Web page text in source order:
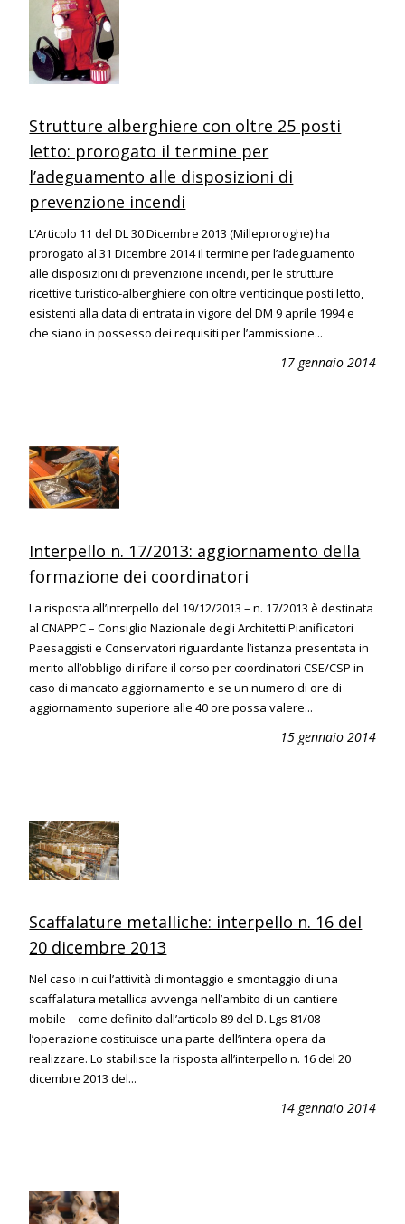
Strutture alberghiere con oltre 25 posti
letto: prorogato il termine per
l’adeguamento alle disposizioni di
prevenzione incendi
L’Articolo 11 del DL 30 Dicembre 2013 (Milleproroghe) ha
prorogato al 31 Dicembre 2014 il termine per l’adeguamento
alle disposizioni di prevenzione incendi, per le strutture
ricettive turistico-alberghiere con oltre venticinque posti letto,
esistenti alla data di entrata in vigore del DM 9 aprile 1994 e
che siano in possesso dei requisiti per l’ammissione...
17 gennaio 2014
Interpello n. 17/2013: aggiornamento della
formazione dei coordinatori
La risposta all’interpello del 19/12/2013 – n. 17/2013 è destinata
al CNAPPC – Consiglio Nazionale degli Architetti Pianificatori
Paesaggisti e Conservatori riguardante l’istanza presentata in
merito all’obbligo di rifare il corso per coordinatori CSE/CSP in
caso di mancato aggiornamento e se un numero di ore di
aggiornamento superiore alle 40 ore possa valere...
15 gennaio 2014
Scaffalature metalliche: interpello n. 16 del
20 dicembre 2013
Nel caso in cui l’attività di montaggio e smontaggio di una
scaffalatura metallica avvenga nell’ambito di un cantiere
mobile – come definito dall’articolo 89 del D. Lgs 81/08 –
l’operazione costituisce una parte dell’intera opera da
realizzare. Lo stabilisce la risposta all’interpello n. 16 del 20
dicembre 2013 del...
14 gennaio 2014